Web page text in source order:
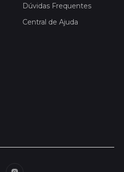
Dúvidas Frequentes
Central de Ajuda